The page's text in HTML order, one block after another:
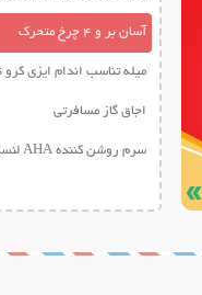
آسان بر و 4 چرخ متحرک
میله تناسب اندام ایزی کرو Easy Curves
اجاق گاز مسافرتی
سرم روشن کننده AHA لنسیاد